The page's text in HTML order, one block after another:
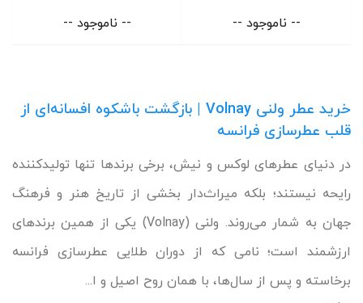
-- ناموجود -- -- ناموجود --
خرید عطر ولنی Volnay | بازگشت باشکوه افسانه‌ای از
قلب عطرسازی فرانسه
در دنیای عطرهای لوکس و نیش، برخی برندها تنها تولیدکننده
رایحه نیستند؛ بلکه میراث‌دار بخشی از تاریخ هنر و فرهنگ
جهان به شمار می‌روند. ولنی (Volnay) یکی از همین برندهای
ارزشمند است؛ نامی که از دوران طلایی عطرسازی فرانسه
برخاسته و پس از سال‌ها، با همان روح اصیل و ا...